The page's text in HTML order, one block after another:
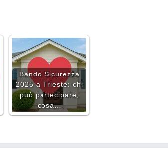
Bando Sicurezza
2025 a Trieste: chi
può partecipare,
cosa…